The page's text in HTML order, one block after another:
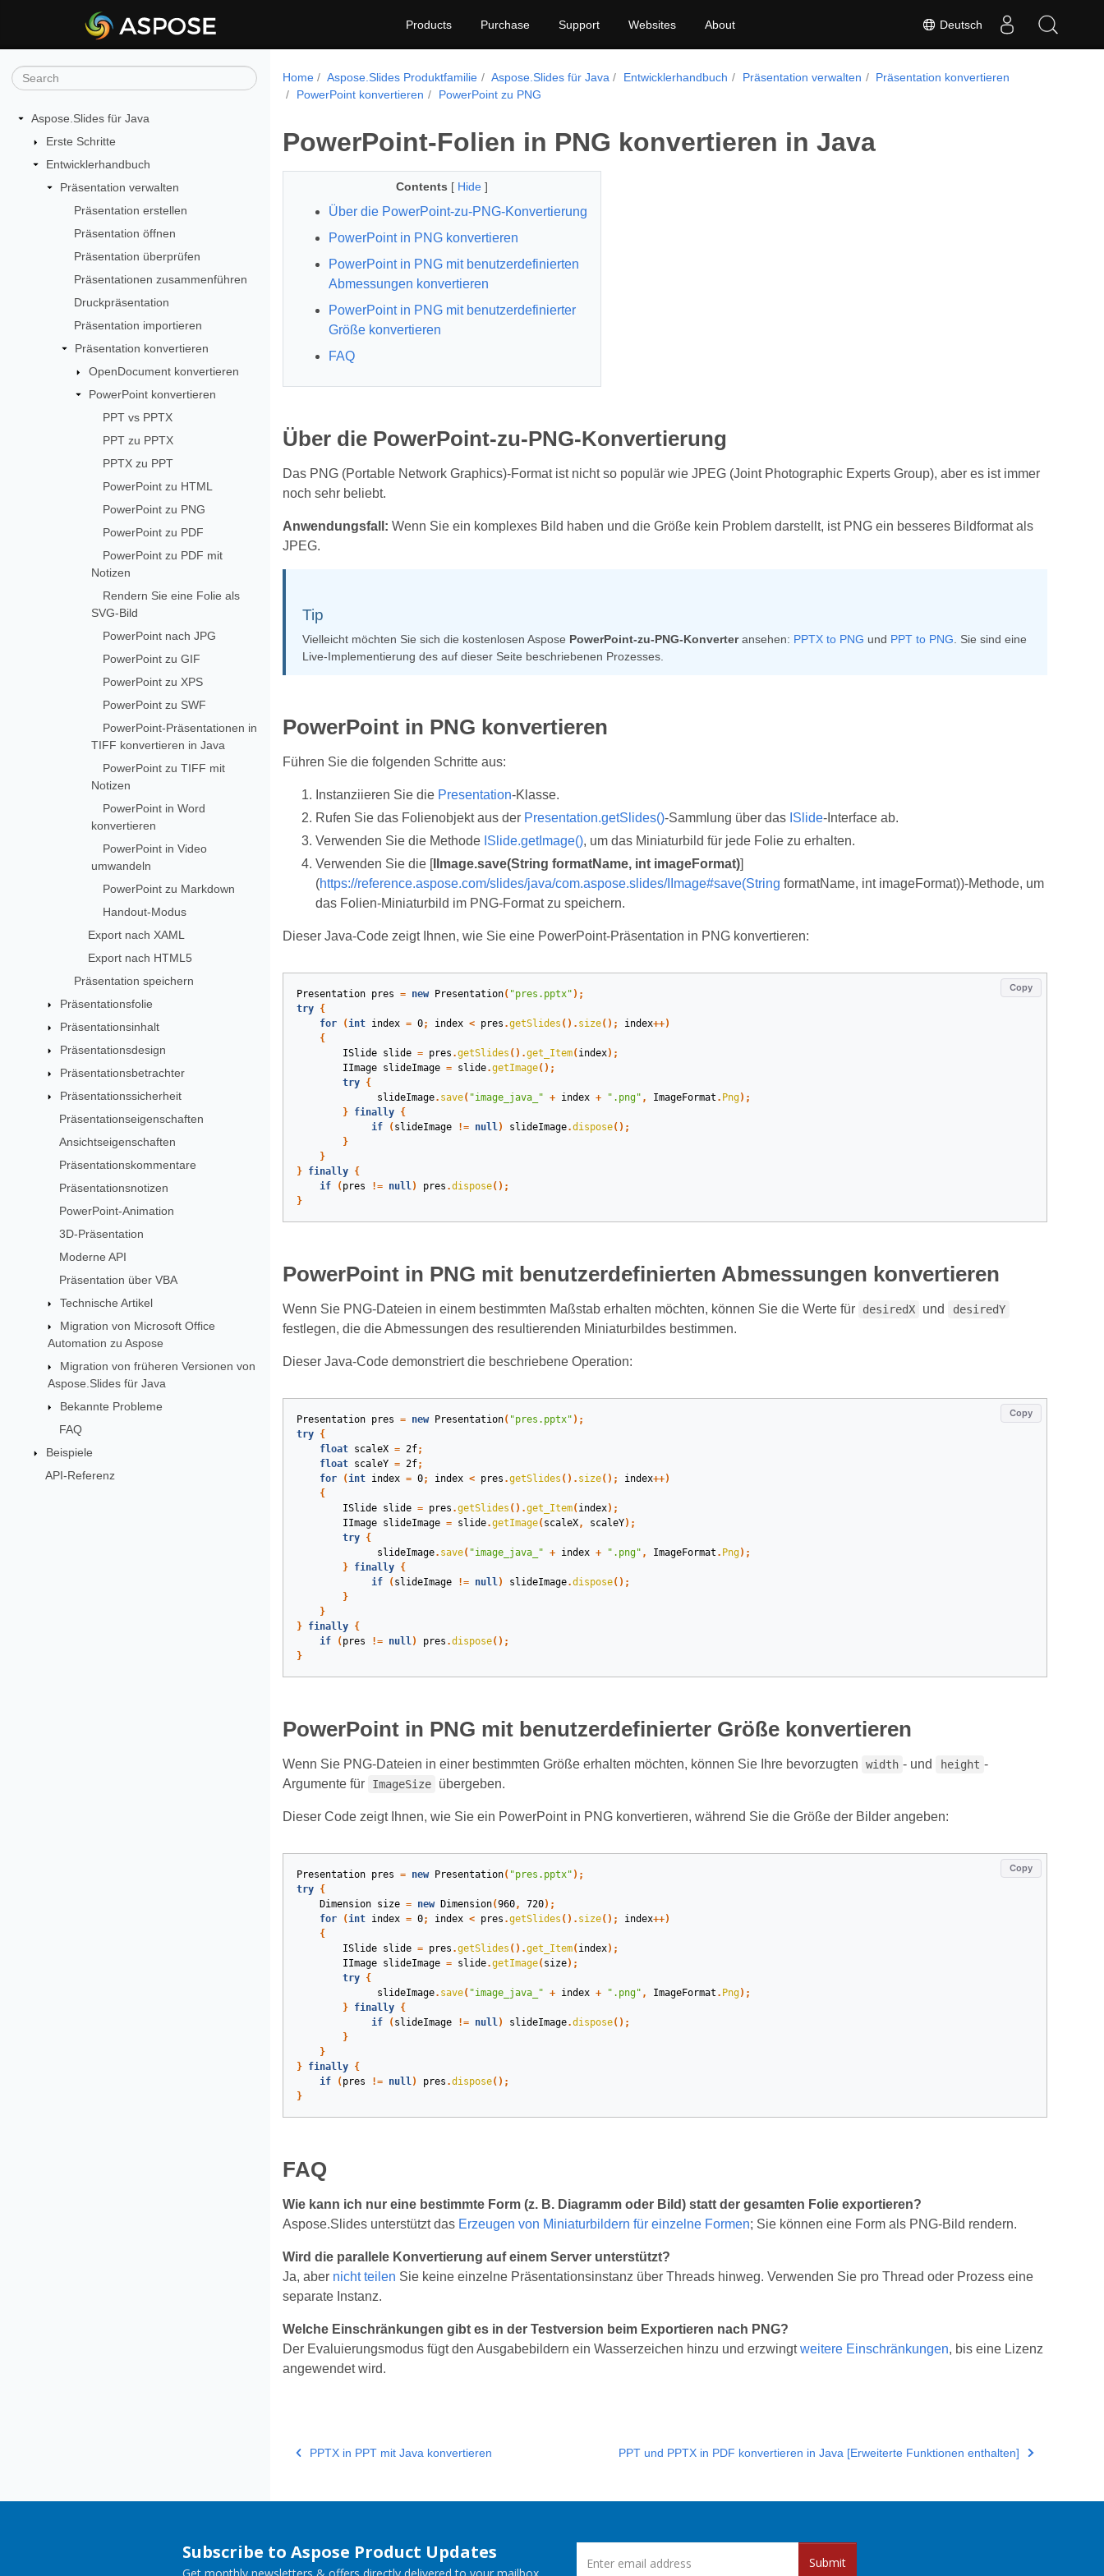
Deutsch
Products Purchase Support Websites About
Aspose.Slides für Java
Erste Schritte
Entwicklerhandbuch
Präsentation verwalten
Präsentation erstellen
Präsentation öffnen
Präsentation überprüfen
Präsentationen zusammenführen
Druckpräsentation
Präsentation importieren
Präsentation konvertieren
OpenDocument konvertieren
PowerPoint konvertieren
PPT vs PPTX
PPT zu PPTX
PPTX zu PPT
PowerPoint zu HTML
PowerPoint zu PNG
PowerPoint zu PDF
PowerPoint zu PDF mit
Notizen
Rendern Sie eine Folie als
SVG-Bild
PowerPoint nach JPG
PowerPoint zu GIF
PowerPoint zu XPS
PowerPoint zu SWF
PowerPoint‑Präsentationen in
TIFF konvertieren in Java
PowerPoint zu TIFF mit
Notizen
PowerPoint in Word
konvertieren
PowerPoint in Video
umwandeln
PowerPoint zu Markdown
Handout-Modus
Export nach XAML
Export nach HTML5
Präsentation speichern
Präsentationsfolie
Präsentationsinhalt
Präsentationsdesign
Präsentationsbetrachter
Präsentationssicherheit
Präsentationseigenschaften
Ansichtseigenschaften
Präsentationskommentare
Präsentationsnotizen
PowerPoint-Animation
3D-Präsentation
Moderne API
Präsentation über VBA
Technische Artikel
Migration von Microsoft Office
Automation zu Aspose
Migration von früheren Versionen von
Aspose.Slides für Java
Bekannte Probleme
FAQ
Beispiele
API-Referenz
Home Aspose.Slides Produktfamilie Aspose.Slides für Java Entwicklerhandbuch Präsentation verwalten
Präsentation konvertieren
PowerPoint konvertieren
PowerPoint zu PNG
PowerPoint-Folien in PNG konvertieren in Java
Contents [ Hide ]
Über die PowerPoint-zu-PNG-Konvertierung
PowerPoint in PNG konvertieren
PowerPoint in PNG mit benutzerdefinierten
Abmessungen konvertieren
PowerPoint in PNG mit benutzerdefinierter
Größe konvertieren
FAQ
Über die PowerPoint-zu-PNG-Konvertierung
Das PNG (Portable Network Graphics)-Format ist nicht so populär wie JPEG (Joint Photographic Experts Group), aber es ist immer
noch sehr beliebt.
Anwendungsfall: Wenn Sie ein komplexes Bild haben und die Größe kein Problem darstellt, ist PNG ein besseres Bildformat als
JPEG.
Tip
Vielleicht möchten Sie sich die kostenlosen Aspose PowerPoint-zu-PNG-Konverteransehen: PPTX to PNG und PPT to PNG . Sie sind eine
Live-Implementierung des auf dieser Seite beschriebenen Prozesses.
PowerPoint in PNG konvertieren
Führen Sie die folgenden Schritte aus:
Instanziieren Sie die Presentation-Klasse.
Rufen Sie das Folienobjekt aus der Presentation.getSlides()‑Sammlung über das ISlide-Interface ab.
Verwenden Sie die Methode ISlide.getImage(), um das Miniaturbild für jede Folie zu erhalten.
Verwenden Sie die [IImage.save(String formatName, int imageFormat)]
(https://reference.aspose.com/slides/java/com.aspose.slides/IImage#save(String formatName, int imageFormat))-Methode, um
das Folien‑Miniaturbild im PNG-Format zu speichern.
Dieser Java-Code zeigt Ihnen, wie Sie eine PowerPoint-Präsentation in PNG konvertieren:
Copy
Presentation pres = new Presentation( "pres.pptx" );
try
{
for
(int index = 0; index < pres .getSlides (). size(); index++)
{
ISlide
slide = pres .getSlides ().get_Item( index);
IImage
slideImage = slide.getImage();
try
{
slideImage. save( "image_java_" + index + ".png" , ImageFormat . Png);
}
finally
{
if
( slideImage != null) slideImage.dispose();
}
}
}
finally
{
if
( pres != null) pres .dispose();
}
PowerPoint in PNG mit benutzerdefinierten Abmessungen konvertieren
Wenn Sie PNG-Dateien in einem bestimmten Maßstab erhalten möchten, können Sie die Werte für desiredX und desiredY
festlegen, die die Abmessungen des resultierenden Miniaturbildes bestimmen.
Dieser Java-Code demonstriert die beschriebene Operation:
Copy
Presentation pres = new Presentation( "pres.pptx" );
try
{
float
scaleX = 2f;
float
scaleY = 2f;
for
(int index = 0; index < pres .getSlides (). size(); index++)
{
ISlide
slide = pres .getSlides ().get_Item( index);
IImage
slideImage = slide.getImage( scaleX, scaleY);
try
{
slideImage. save( "image_java_" + index + ".png" , ImageFormat . Png);
}
finally
{
if
( slideImage != null) slideImage.dispose();
}
}
}
finally
{
if
( pres != null) pres .dispose();
}
PowerPoint in PNG mit benutzerdefinierter Größe konvertieren
Wenn Sie PNG-Dateien in einer bestimmten Größe erhalten möchten, können Sie Ihre bevorzugten width - und height -
Argumente für
ImageSize übergeben.
Dieser Code zeigt Ihnen, wie Sie ein PowerPoint in PNG konvertieren, während Sie die Größe der Bilder angeben:
Copy
Presentation pres = new Presentation( "pres.pptx" );
try
{
Dimension
size = new Dimension(960, 720);
for
(int index = 0; index < pres .getSlides (). size(); index++)
{
ISlide
slide = pres .getSlides ().get_Item( index);
IImage
slideImage = slide.getImage( size);
try
{
slideImage. save( "image_java_" + index + ".png" , ImageFormat . Png);
}
finally
{
if
( slideImage != null) slideImage.dispose();
}
}
}
finally
{
if
( pres != null) pres .dispose();
}
FAQ
Wie kann ich nur eine bestimmte Form (z. B. Diagramm oder Bild) statt der gesamten Folie exportieren?
Aspose.Slides unterstützt das Erzeugen von Miniaturbildern für einzelne Formen; Sie können eine Form als PNG-Bild rendern.
Wird die parallele Konvertierung auf einem Server unterstützt?
Ja, aber nicht teilen Sie keine einzelne Präsentationsinstanz über Threads hinweg. Verwenden Sie pro Thread oder Prozess eine
separate Instanz.
Welche Einschränkungen gibt es in der Testversion beim Exportieren nach PNG?
Der Evaluierungsmodus fügt den Ausgabebildern ein Wasserzeichen hinzu und erzwingtweitere Einschränkungen, bis eine Lizenz
angewendet wird.
PPTX in PPT mit Java konvertieren PPT und PPTX in PDF konvertieren in Java [Erweiterte Funktionen enthalten]
Subscribe to Aspose Product Updates Submit